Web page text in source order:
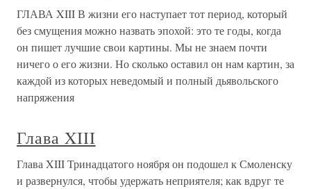
ГЛАВА XIII В жизни его наступает тот период, который
без смущения можно назвать эпохой: это те годы, когда
он пишет лучшие свои картины. Мы не знаем почти
ничего о его жизни. Но сколько оставил он нам картин, за
каждой из которых неведомый и полный дьявольского
напряжения
Глава XIII
Глава XIII Тринадцатого ноября он подошел к Смоленску
и развернулся, чтобы удержать неприятеля; как вдруг те